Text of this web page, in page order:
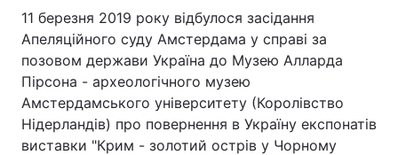
11 березня 2019 року відбулося засідання
Апеляційного суду Амстердама у справі за
позовом держави Україна до Музею Алларда
Пірсона - археологічного музею
Амстердамського університету (Королівство
Нідерландів) про повернення в Україну експонатів
виставки "Крим - золотий острів у Чорному